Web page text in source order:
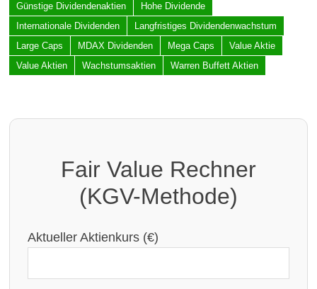
Günstige Dividendenaktien
Hohe Dividende
Internationale Dividenden
Langfristiges Dividendenwachstum
Large Caps
MDAX Dividenden Mega Caps
Value Aktie
Value Aktien
Wachstumsaktien Warren Buffett Aktien
Fair Value Rechner
(KGV-Methode)
Aktueller Aktienkurs (€)